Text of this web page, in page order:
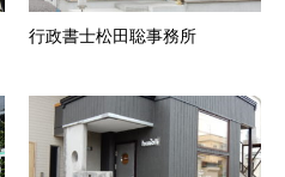
行政書士松田聡事務所